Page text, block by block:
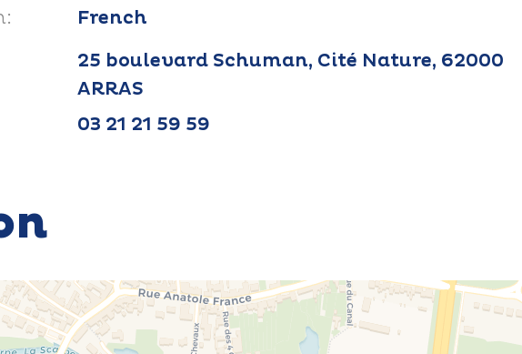
French
25 boulevard Schuman, Cité Nature, 62000
ARRAS
03 21 21 59 59